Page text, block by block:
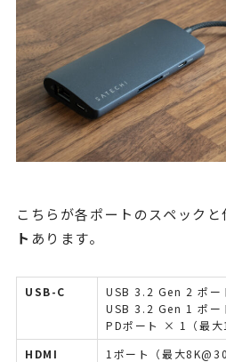
こちらが各ポートのスペックと
ト あります。
USB-C
USB 3.2 Gen 2 ポー
USB 3.2 Gen 1 ポー
PDポート × 1（最大
HDMI
1ポート（最大